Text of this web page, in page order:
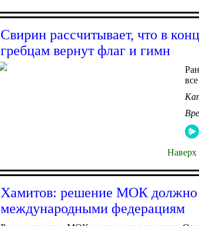
Свирин рассчитывает, что в
гребцам вернут флаг и гимн
Наверх
Хамитов: решение МОК должно
международными федерациям